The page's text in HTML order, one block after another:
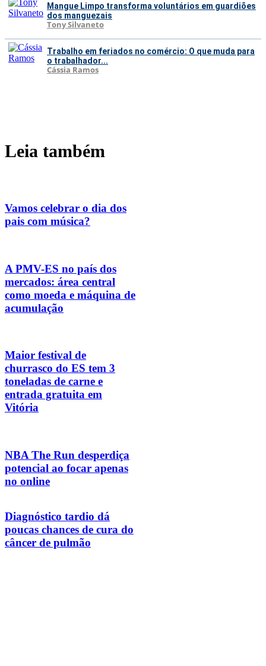
Mangue Limpo transforma voluntários em guardiões
dos manguezais
Tony Silvaneto
Trabalho em feriados no comércio: O que muda para
o trabalhador...
Cássia Ramos
Leia também
Vamos celebrar o dia dos
pais com música?
A PMV-ES no país dos
mercados: área central
como moeda e máquina de
acumulação
Maior festival de
churrasco do ES tem 3
toneladas de carne e
entrada gratuita em
Vitória
NBA The Run desperdiça
potencial ao focar apenas
no online
Diagnóstico tardio dá
poucas chances de cura do
câncer de pulmão